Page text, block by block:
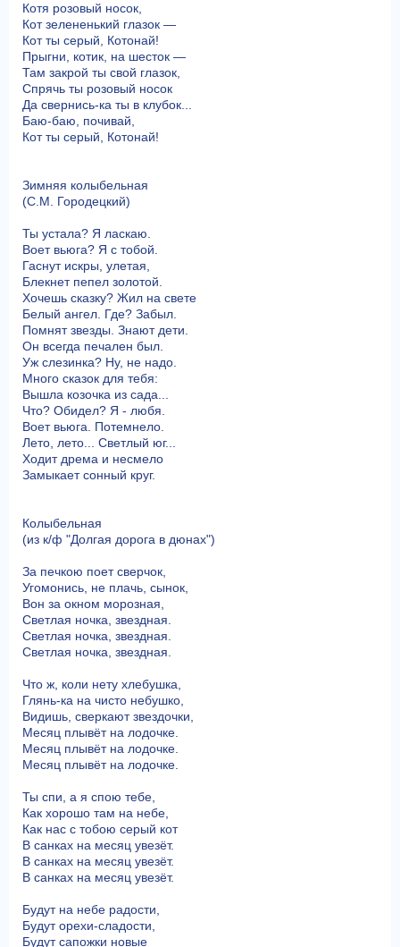
Котя розовый носок,
Кот зелененький глазок —
Кот ты серый, Котонай!
Прыгни, котик, на шесток —
Там закрой ты свой глазок,
Спрячь ты розовый носок
Да свернись-ка ты в клубок...
Баю-баю, почивай,
Кот ты серый, Котонай!
Зимняя колыбельная
(С.М. Городецкий)
Ты устала? Я ласкаю.
Воет вьюга? Я с тобой.
Гаснут искры, улетая,
Блекнет пепел золотой.
Хочешь сказку? Жил на свете
Белый ангел. Где? Забыл.
Помнят звезды. Знают дети.
Он всегда печален был.
Уж слезинка? Ну, не надо.
Много сказок для тебя:
Вышла козочка из сада...
Что? Обидел? Я - любя.
Воет вьюга. Потемнело.
Лето, лето... Светлый юг...
Ходит дрема и несмело
Замыкает сонный круг.
Колыбельная
(из к/ф "Долгая дорога в дюнах")
За печкою поет сверчок,
Угомонись, не плачь, сынок,
Вон за окном морозная,
Светлая ночка, звездная.
Светлая ночка, звездная.
Светлая ночка, звездная.
Что ж, коли нету хлебушка,
Глянь-ка на чисто небушко,
Видишь, сверкают звездочки,
Месяц плывёт на лодочке.
Месяц плывёт на лодочке.
Месяц плывёт на лодочке.
Ты спи, а я спою тебе,
Как хорошо там на небе,
Как нас с тобою серый кот
В санках на месяц увезёт.
В санках на месяц увезёт.
В санках на месяц увезёт.
Будут на небе радости,
Будут орехи-сладости,
Будут сапожки новые